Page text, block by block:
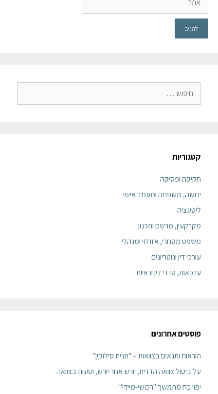
קטגוריות
חקיקה ופסיקה
ירושה, משפחה ומעמד אישי
ליטיגציה
מקרקעין, מרשם ותכנון
משפט מסחרי, אזרחי ומנהלי
עורכי דין ונוטריונים
ערכאות, סדרי דין וראיות
פוסטים אחרונים
הוראות ותנאים בצוואות – "תנית סילוקין"
על ביטול צוואה הדדית, יורש אחר יורש, וטעות בצוואה
יפוי כח מתמשך "רכושי-מיידי"